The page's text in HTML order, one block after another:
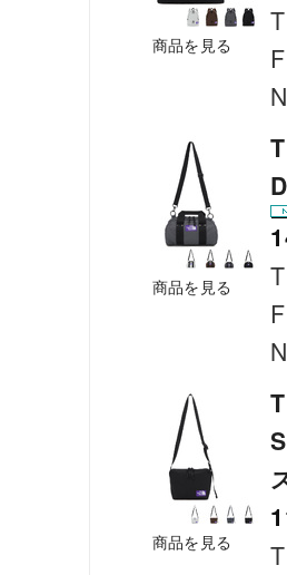
商品を見る
商品を見る
商品を見る